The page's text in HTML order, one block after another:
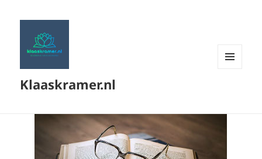
Klaaskramer.nl